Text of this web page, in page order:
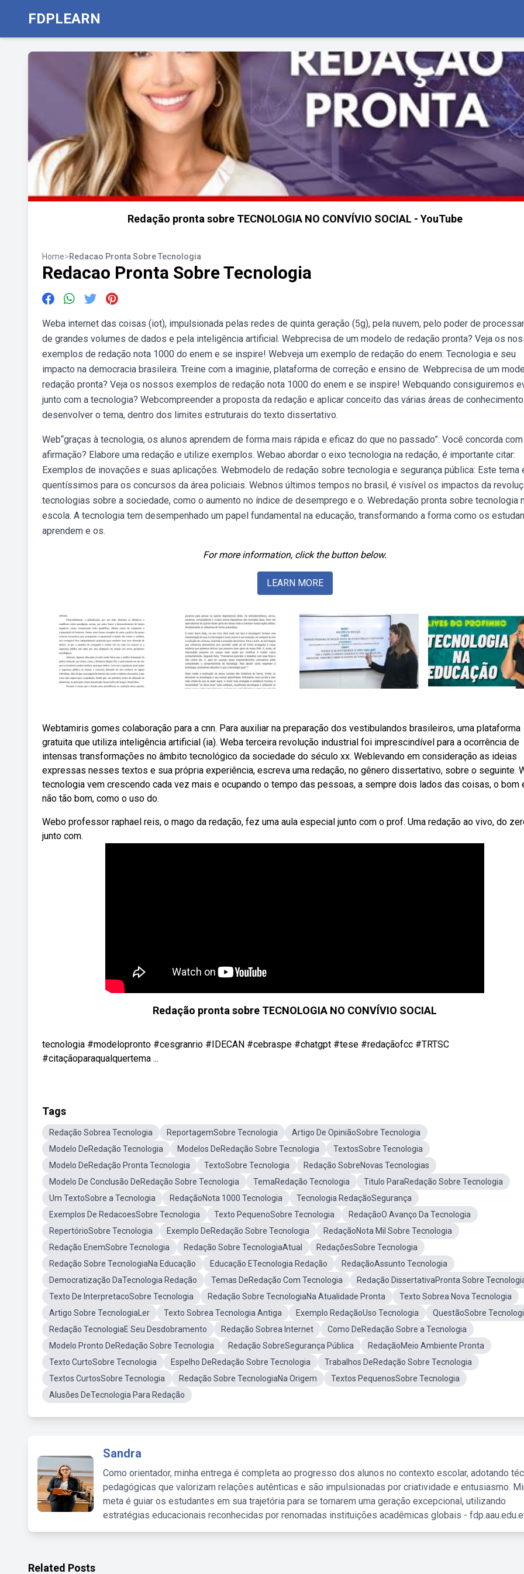
FDPLEARN
Redação pronta sobre TECNOLOGIA NO CONVÍVIO SOCIAL - YouTube
Home>Redacao Pronta Sobre Tecnologia
Redacao Pronta Sobre Tecnologia
Weba internet das coisas (iot), impulsionada pelas redes de quinta geração (5g), pela nuvem, pelo poder de
de grandes volumes de dados e pela inteligência artificial. Webprecisa de um modelo de redação pronta? Veja os
exemplos de redação nota 1000 do enem e se inspire! Webveja um exemplo de redação do enem: Tecnologia e seu
impacto na democracia brasileira. Treine com a imaginie, plataforma de correção e ensino de. Webprecisa de um
redação pronta? Veja os nossos exemplos de redação nota 1000 do enem e se inspire! Webquando consiguiremos
junto com a tecnologia? Webcompreender a proposta da redação e aplicar conceito das várias áreas de
desenvolver o tema, dentro dos limites estruturais do texto dissertativo.
Web“graças à tecnologia, os alunos aprendem de forma mais rápida e eficaz do que no passado”. Você concorda
afirmação? Elabore uma redação e utilize exemplos. Webao abordar o eixo tecnologia na redação, é importante citar:
Exemplos de inovações e suas aplicações. Webmodelo de redação sobre tecnologia e segurança pública: Este tema
quentíssimos para os concursos da área policiais. Webnos últimos tempos no brasil, é visível os impactos da
tecnologias sobre a sociedade, como o aumento no índice de desemprego e o. Webredação pronta sobre tecnologia
escola. A tecnologia tem desempenhado um papel fundamental na educação, transformando a forma como os
aprendem e os.
For more information, click the button below.
LEARN MORE
Webtamiris gomes colaboração para a cnn. Para auxiliar na preparação dos vestibulandos brasileiros, uma plataforma
gratuita que utiliza inteligência artificial (ia). Weba terceira revolução industrial foi imprescindível para a ocorrência de
intensas transformações no âmbito tecnológico da sociedade do século xx. Weblevando em consideração as ideias
expressas nesses textos e sua própria experiência, escreva uma redação, no gênero dissertativo, sobre o seguinte.
tecnologia vem crescendo cada vez mais e ocupando o tempo das pessoas, a sempre dois lados das coisas, o bom
não tão bom, como o uso do.
Webo professor raphael reis, o mago da redação, fez uma aula especial junto com o prof. Uma redação ao vivo, do
junto com.
Redação pronta sobre TECNOLOGIA NO CONVÍVIO SOCIAL
tecnologia #modelopronto #cesgranrio #IDECAN #cebraspe #chatgpt #tese #redaçãofcc #TRTSC
#citaçãoparaqualquertema ...
Tags
Redação Sobrea Tecnologia ReportagemSobre Tecnologia
Artigo De OpiniãoSobre Tecnologia
Modelo DeRedação Tecnologia
Modelos DeRedação Sobre Tecnologia
TextosSobre Tecnologia
Modelo DeRedação Pronta Tecnologia
TextoSobre Tecnologia
Redação SobreNovas Tecnologias
Modelo De Conclusão DeRedação Sobre Tecnologia
TemaRedação Tecnologia
Titulo ParaRedação Sobre Tecnologia
Um TextoSobre a Tecnologia
RedaçãoNota 1000 Tecnologia
Tecnologia RedaçãoSegurança
Exemplos De RedacoesSobre Tecnologia
Texto PequenoSobre Tecnologia
RedaçãoO Avanço Da Tecnologia
RepertórioSobre Tecnologia
Exemplo DeRedação Sobre Tecnologia
RedaçãoNota Mil Sobre Tecnologia
Redação EnemSobre Tecnologia
Redação Sobre TecnologiaAtual
RedaçõesSobre Tecnologia
Redação Sobre TecnologiaNa Educação
Educação ETecnologia Redação
RedaçãoAssunto Tecnologia
Democratização DaTecnologia Redação
Temas DeRedação Com Tecnologia
Redação DissertativaPronta Sobre
Texto De InterpretacoSobre Tecnologia
Redação Sobre TecnologiaNa Atualidade Pronta
Texto Sobrea Nova Tecnologia
Artigo Sobre TecnologiaLer
Texto Sobrea Tecnologia Antiga Exemplo RedaçãoUso Tecnologia
QuestãoSobre
Redação TecnologiaE Seu Desdobramento
Redação Sobrea Internet
Como DeRedação Sobre a Tecnologia
Modelo Pronto DeRedação Sobre Tecnologia
Redação SobreSegurança Pública
RedaçãoMeio Ambiente Pronta
Texto CurtoSobre Tecnologia
Espelho DeRedação Sobre Tecnologia
Trabalhos DeRedação Sobre Tecnologia
Textos CurtosSobre Tecnologia
Redação Sobre TecnologiaNa Origem
Textos PequenosSobre Tecnologia
Alusões DeTecnologia Para Redação
Sandra
Como orientador, minha entrega é completa ao progresso dos alunos no contexto escolar, adotando
pedagógicas que valorizam relações autênticas e são impulsionadas por criatividade e entusiasmo.
meta é guiar os estudantes em sua trajetória para se tornarem uma geração excepcional, utilizando
estratégias educacionais reconhecidas por renomadas instituições acadêmicas globais -
Related Posts